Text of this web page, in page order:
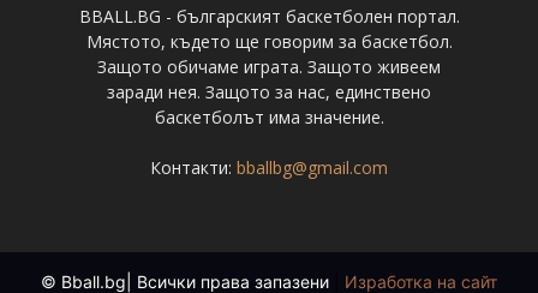
BBALL.BG - българският баскетболен портал.
Мястото, където ще говорим за баскетбол.
Защото обичаме играта. Защото живеем
заради нея. Защото за нас, единствено
баскетболът има значение.
Контакти: bballbg@gmail.com
© Bball.bg| Всички права запазени Изработка на сайт